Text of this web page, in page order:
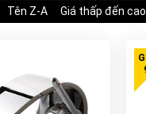
Tên Z-A Giá thấp đến cao